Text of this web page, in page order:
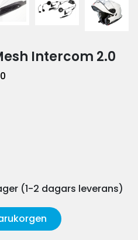
Intercom 2.0
(1-2 dagars leverans)